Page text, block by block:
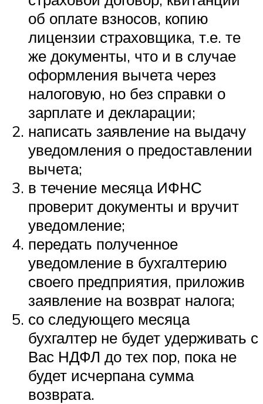
об оплате взносов, копию
лицензии страховщика, т.е. те
же документы, что и в случае
оформления вычета через
налоговую, но без справки о
зарплате и декларации;
написать заявление на выдачу
уведомления о предоставлении
вычета;
в течение месяца ИФНС
проверит документы и вручит
уведомление;
передать полученное
уведомление в бухгалтерию
своего предприятия, приложив
заявление на возврат налога;
со следующего месяца
бухгалтер не будет удерживать с
Вас НДФЛ до тех пор, пока не
будет исчерпана сумма
возврата.